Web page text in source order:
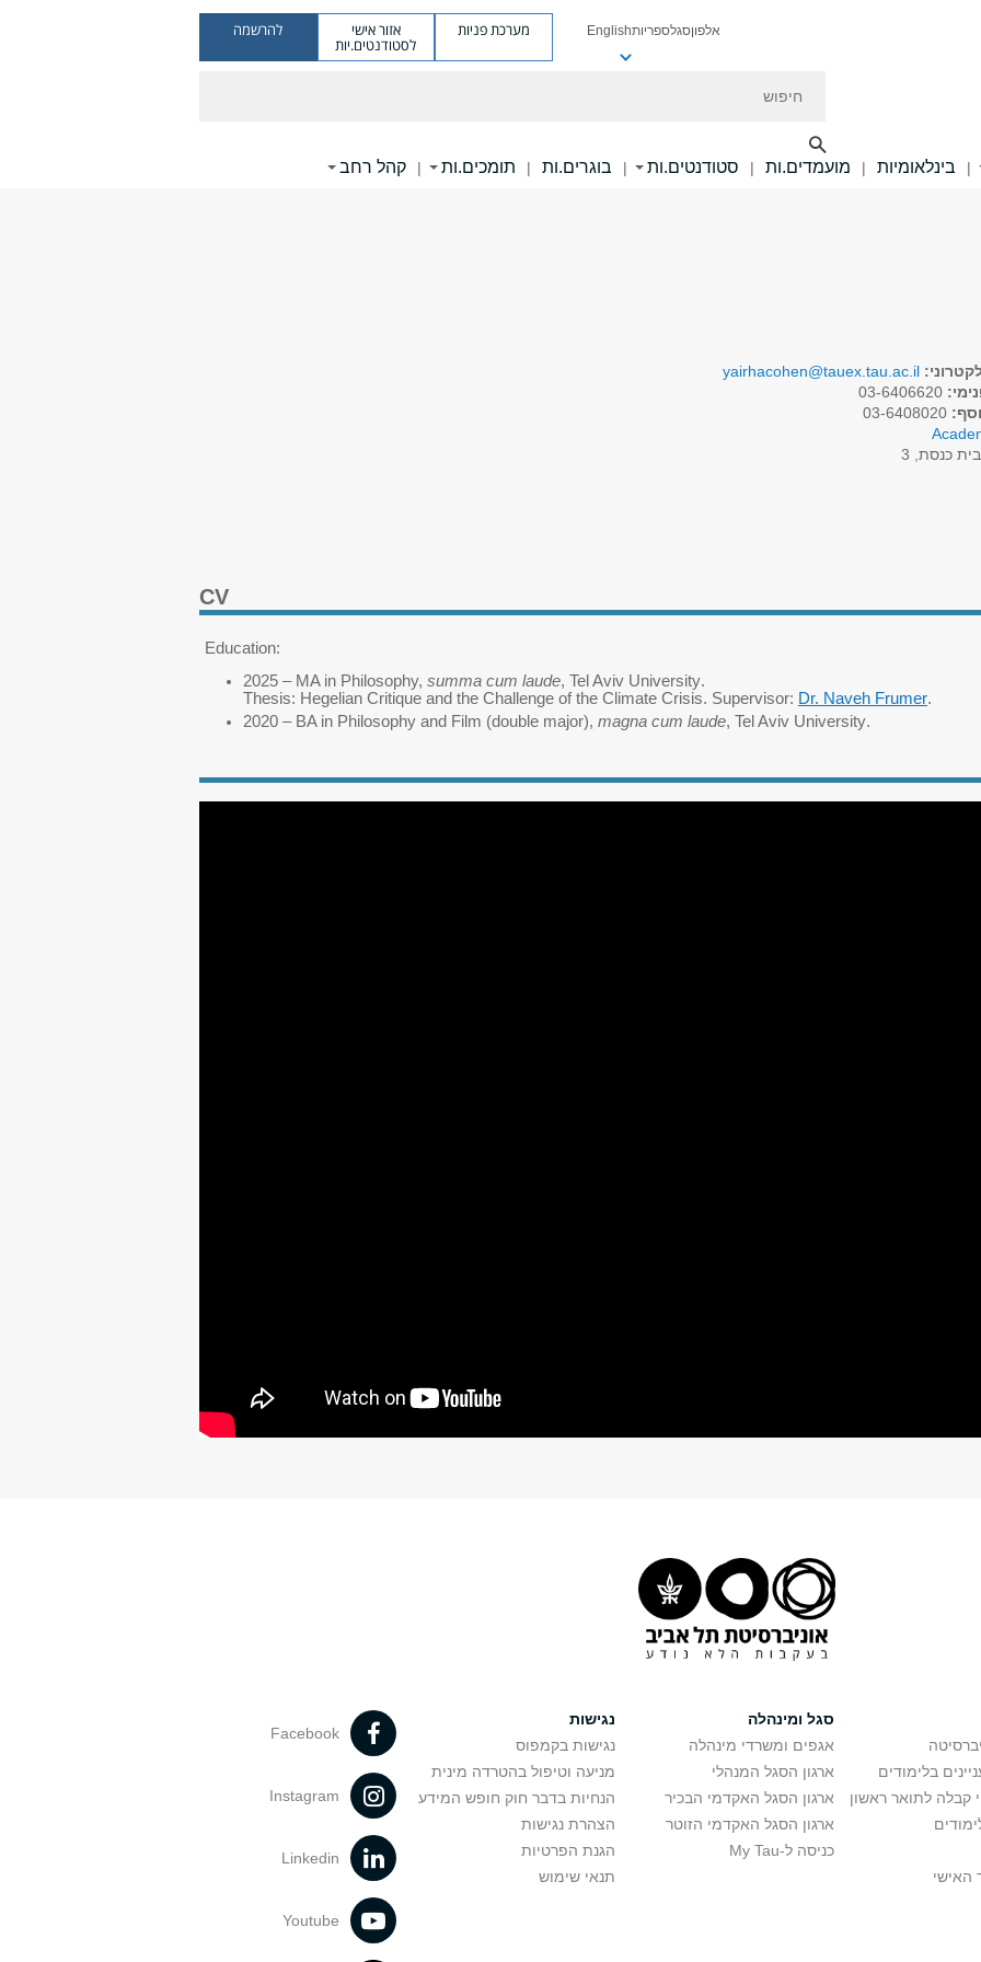
אלפוןסגלספריותEnglish מערכת פניות אזור אישי
לסטודנטים.יות
להרשמה
| בינלאומיות | מועמדים.ות | סטודנטים.ות | בוגרים.ות | תומכים.ות | קהל רחב
yairhacohen@tauex.tau.ac.il
כנסת, 3
CV
Education:
2025 – MA in Philosophy, summa cum laude, Tel Aviv University.
Thesis: Hegelian Critique and the Challenge of the Climate Crisis. Supervisor: Dr. Naveh Frumer.
2020 – BA in Philosophy and Film (double major), magna cum laude, Tel Aviv University.
בלימודים
קבלה לתואר ראשון
האישי
סגל ומינהלה
אגפים ומשרדי מינהלה
ארגון הסגל המנהלי
ארגון הסגל האקדמי הבכיר
ארגון הסגל האקדמי הזוטר
כניסה ל-My Tau
נגישות
נגישות בקמפוס
מניעה וטיפול בהטרדה מינית
הנחיות בדבר חוק חופש המידע
הצהרת נגישות
הגנת הפרטיות
תנאי שימוש
Facebook
Instagram
Linkedin
Youtube